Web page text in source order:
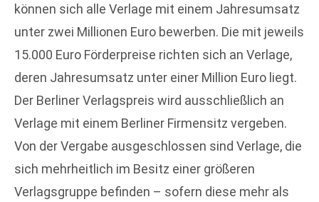
können sich alle Verlage mit einem Jahresumsatz
unter zwei Millionen Euro bewerben. Die mit jeweils
15.000 Euro Förderpreise richten sich an Verlage,
deren Jahresumsatz unter einer Million Euro liegt.
Der Berliner Verlagspreis wird ausschließlich an
Verlage mit einem Berliner Firmensitz vergeben.
Von der Vergabe ausgeschlossen sind Verlage, die
sich mehrheitlich im Besitz einer größeren
Verlagsgruppe befinden – sofern diese mehr als